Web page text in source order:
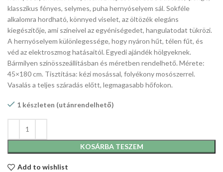
klasszikus fényes, selymes, puha hernyóselyem sál. Sokféle
alkalomra hordható, könnyed viselet, az öltözék elegáns
kiegészítője, ami színeivel az egyéniségedet, hangulatodat tükrözi.
A hernyóselyem különlegessége, hogy nyáron hűt, télen fűt, és
véd az elektroszmog hatásaitól. Egyedi ajándék hölgyeknek.
Bármilyen színösszeállításban és méretben rendelhető. Mérete:
45×180 cm. Tisztítása: kézi mosással, folyékony mosószerrel.
Vasalás a teljes száradás előtt, legmagasabb hőfokon.
1 készleten (utánrendelhető)
KOSÁRBA TESZEM
Add to wishlist